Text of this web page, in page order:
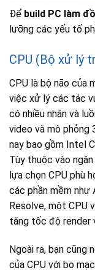
Để build PC làm
lưỡng các yếu tố
CPU (Bộ xử lý
CPU là bộ não của
việc xử lý các tác
có nhiều nhân và
video và mô phỏng
nay bao gồm Intel
Tùy thuộc vào
lựa chọn CPU phù
các phần mềm như
Resolve, một CPU
tăng tốc độ render
Ngoài ra, bạn cũng
của CPU với bo